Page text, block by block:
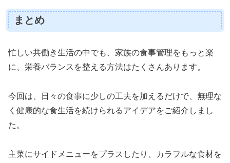
まとめ
忙しい共働き生活の中でも、家族の食事管理をもっと楽
に、栄養バランスを整える方法はたくさんあります。
今回は、日々の食事に少しの工夫を加えるだけで、無理な
く健康的な食生活を続けられるアイデアをご紹介しまし
た。
主菜にサイドメニューをプラスしたり、カラフルな食材を